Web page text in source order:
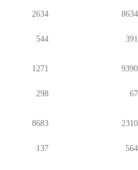
8634
391
2634
544
9390
67
1271
298
2310
564
8683
137